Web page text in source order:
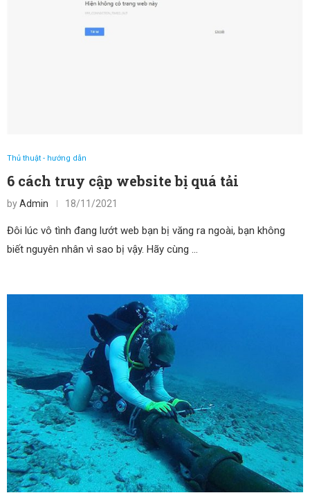
Thủ thuật - hướng dẫn
6 cách truy cập website bị quá tải
byAdmin 18/11/2021
Đôi lúc vô tình đang lướt web bạn bị văng ra ngoài, bạn không
biết nguyên nhân vì sao bị vậy. Hãy cùng …